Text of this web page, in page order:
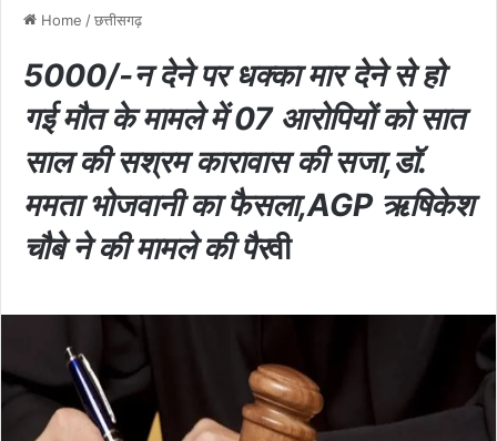
Home /छत्तीसगढ़
5000/-न देने पर धक्का मार देने से हो
गई मौत के मामले में 07 आरोपियों को सात
साल की सश्रम कारावास की सजा,डॉ.
ममता भोजवानी का फैसला,AGP ऋषिकेश
चौबे ने की मामले की पैरवी